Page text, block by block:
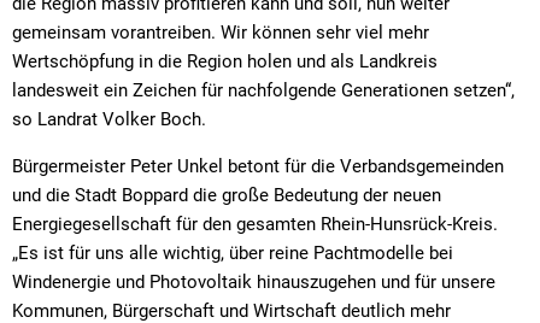
gemeinsam vorantreiben. Wir können sehr viel mehr
Wertschöpfung in die Region holen und als Landkreis
landesweit ein Zeichen für nachfolgende Generationen setzen“,
so Landrat Volker Boch.
Bürgermeister Peter Unkel betont für die Verbandsgemeinden
und die Stadt Boppard die große Bedeutung der neuen
Energiegesellschaft für den gesamten Rhein-Hunsrück-Kreis.
„Es ist für uns alle wichtig, über reine Pachtmodelle bei
Windenergie und Photovoltaik hinauszugehen und für unsere
Kommunen, Bürgerschaft und Wirtschaft deutlich mehr